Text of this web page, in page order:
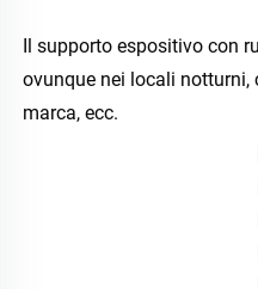
Il supporto espositivo con
ovunque nei locali notturni,
marca, ecc.